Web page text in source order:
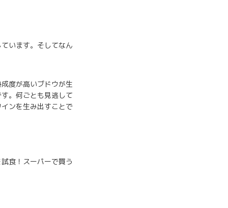
います。そしてなん
度が高いブドウが生
。何ごとも見逃して
ンを生み出すことで
食！スーパーで買う